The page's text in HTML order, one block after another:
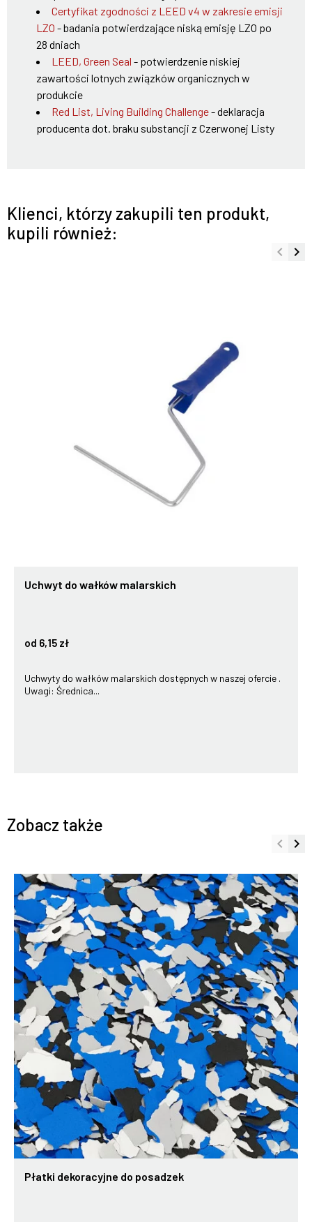
Certyfikat zgodności z LEED v4 w zakresie emisji
LZO - badania potwierdzające niską emisję LZO po
28 dniach
LEED, Green Seal - potwierdzenie niskiej
zawartości lotnych związków organicznych w
produkcie
Red List, Living Building Challenge- deklaracja
producenta dot. braku substancji z Czerwonej Listy
Klienci, którzy zakupili ten produkt,
kupili również:
keyboard_arrow_left keyboard_arrow_right
Uchwyt do wałków malarskich
od 6,15 zł
Uchwyty do wałków malarskich dostępnych w naszej ofercie .
Uwagi: Średnica...
Zobacz także
keyboard_arrow_left keyboard_arrow_right
Płatki dekoracyjne do posadzek